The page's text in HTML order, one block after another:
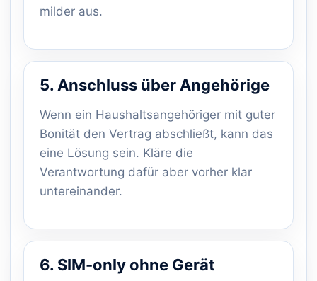
milder aus.
5. Anschluss über Angehörige
Wenn ein Haushaltsangehöriger mit guter
Bonität den Vertrag abschließt, kann das
eine Lösung sein. Kläre die
Verantwortung dafür aber vorher klar
untereinander.
6. SIM-only ohne Gerät